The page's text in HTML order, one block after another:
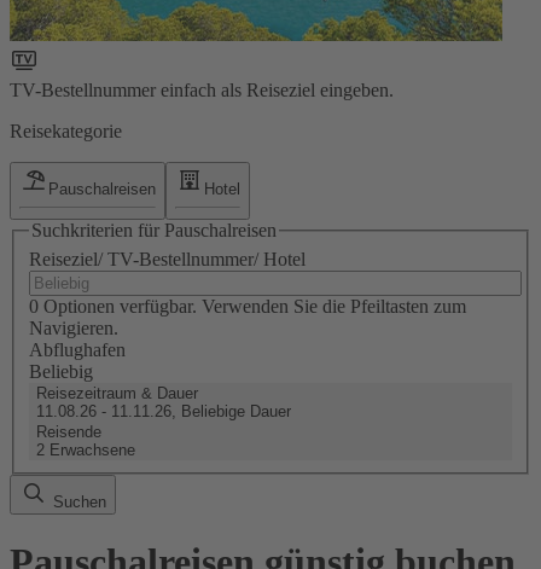
TV-Bestellnummer einfach als Reiseziel eingeben.
Reisekategorie
Pauschalreisen Hotel
Suchkriterien für Pauschalreisen
Reiseziel/ TV-Bestellnummer/ Hotel
0 Optionen verfügbar. Verwenden Sie die Pfeiltasten zum
Navigieren.
Abflughafen
Beliebig
Reisezeitraum & Dauer
11.08.26 - 11.11.26, Beliebige Dauer
Reisende
2 Erwachsene
Suchen